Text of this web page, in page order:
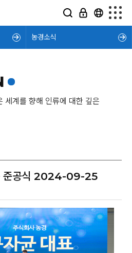
농경소식
세계를 향해 인류에 대한 깊은
준공식 2024-09-25